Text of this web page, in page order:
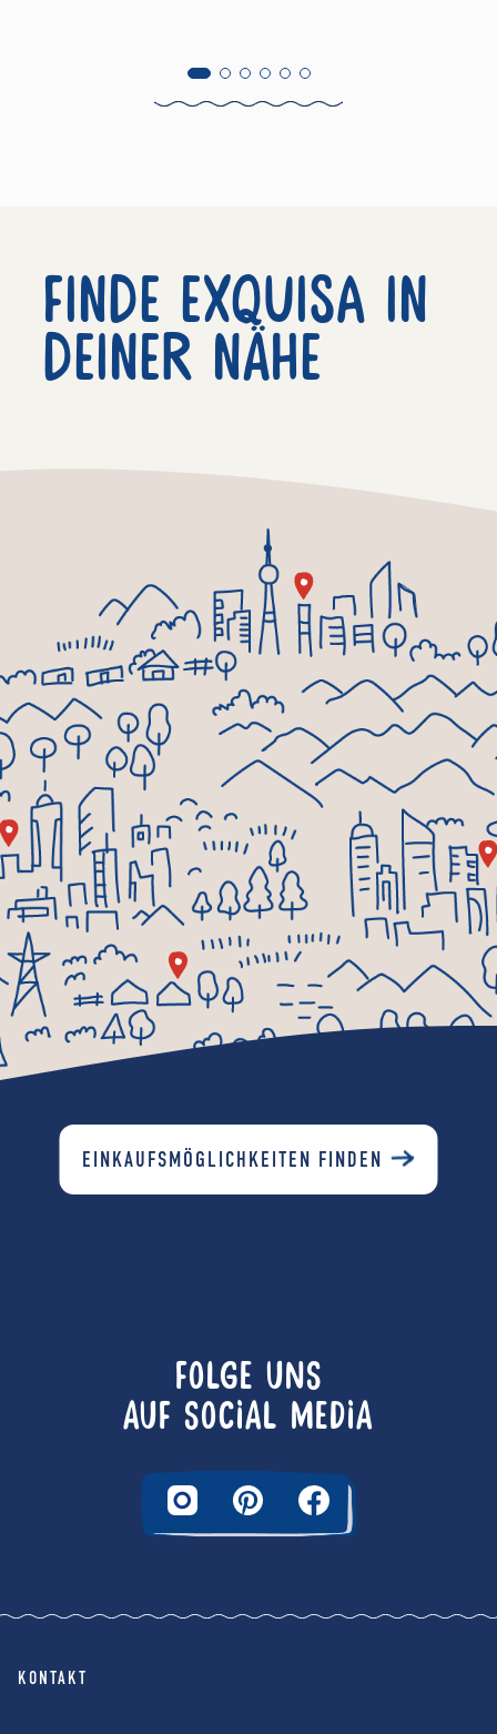
Finde exquisa in
deiner nähe
EINKAUFSMÖGLICHKEITEN FINDEN
FOLGE UNS
AUF SOCIAL MEDIA
KONTAKT